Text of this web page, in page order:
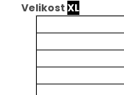
Velikost XL